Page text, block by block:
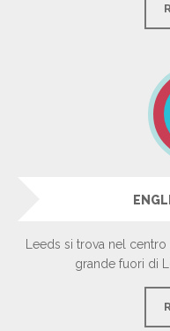
Leeds si trova nel
grande fuori di